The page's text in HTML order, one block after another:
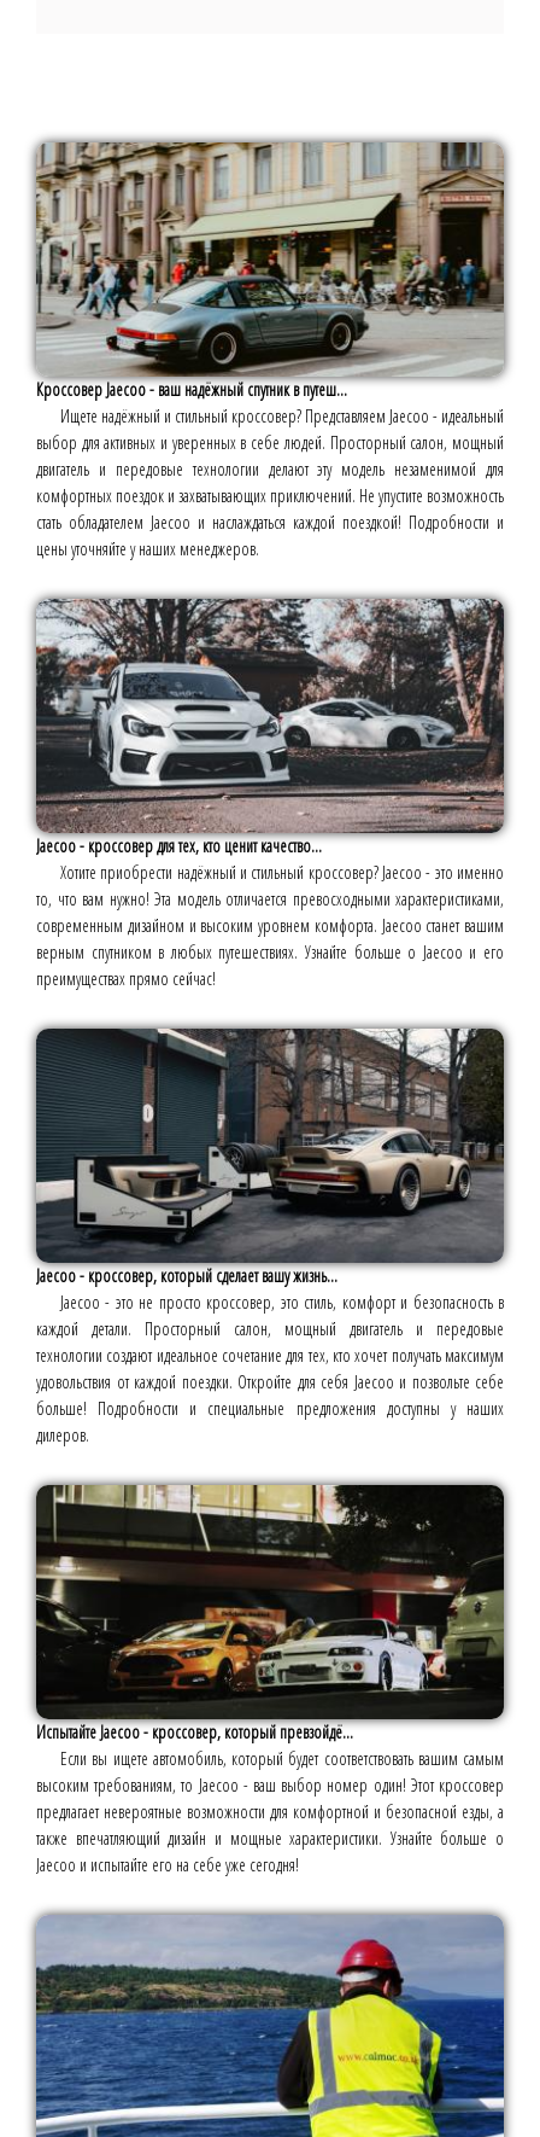
Кроссовер Jaecoo - ваш надёжный спутник в путеш...
Ищете надёжный и стильный кроссовер? Представляем Jaecoo - идеальный
выбор для активных и уверенных в себе людей. Просторный салон, мощный
двигатель и передовые технологии делают эту модель незаменимой для
комфортных поездок и захватывающих приключений. Не упустите возможность
стать обладателем Jaecoo и наслаждаться каждой поездкой! Подробности и
цены уточняйте у наших менеджеров.
Jaecoo - кроссовер для тех, кто ценит качество...
Хотите приобрести надёжный и стильный кроссовер? Jaecoo - это именно
то, что вам нужно! Эта модель отличается превосходными характеристиками,
современным дизайном и высоким уровнем комфорта. Jaecoo станет вашим
верным спутником в любых путешествиях. Узнайте больше о Jaecoo и его
преимуществах прямо сейчас!
Jaecoo - кроссовер, который сделает вашу жизнь...
Jaecoo - это не просто кроссовер, это стиль, комфорт и безопасность в
каждой детали. Просторный салон, мощный двигатель и передовые
технологии создают идеальное сочетание для тех, кто хочет получать максимум
удовольствия от каждой поездки. Откройте для себя Jaecoo и позвольте себе
больше! Подробности и специальные предложения доступны у наших
дилеров.
Испытайте Jaecoo - кроссовер, который превзойдё...
Если вы ищете автомобиль, который будет соответствовать вашим самым
высоким требованиям, то Jaecoo - ваш выбор номер один! Этот кроссовер
предлагает невероятные возможности для комфортной и безопасной езды, а
также впечатляющий дизайн и мощные характеристики. Узнайте больше о
Jaecoo и испытайте его на себе уже сегодня!